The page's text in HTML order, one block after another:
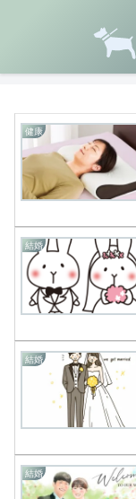
健康
結婚
結婚
結婚